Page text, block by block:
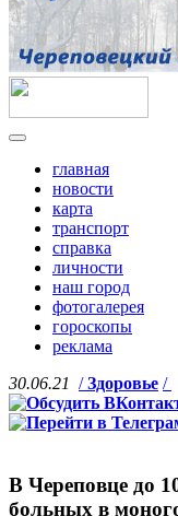
главная
новости
карта
транспорт
справка
личности
наш город
фотогалерея
гороскопы
реклама
30.06.21 /Здоровье /
В Череповце до
больных в